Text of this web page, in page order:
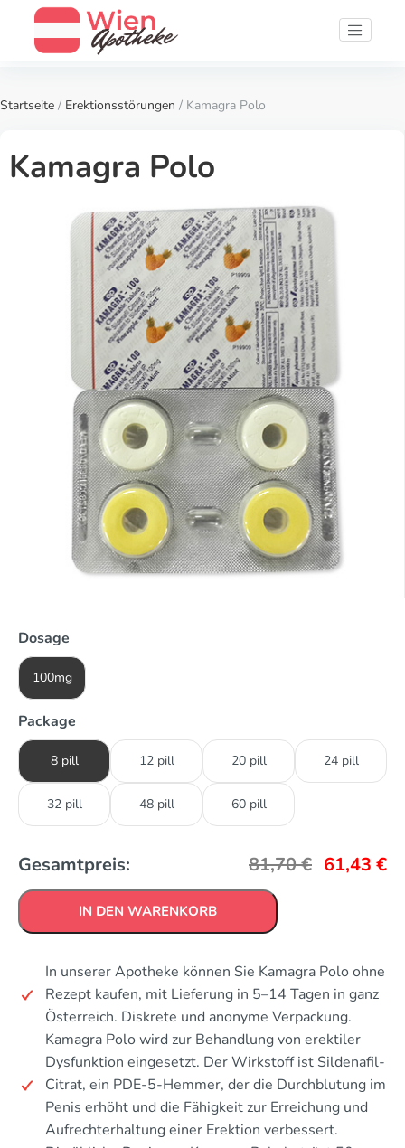
Startseite / Erektionsstörungen / Kamagra Polo
Kamagra Polo
Dosage
100mg
Package
8 pill 12 pill 20 pill 24 pill
32 pill 48 pill 60 pill
Gesamtpreis: 81,70€ 61,43 €
IN DEN WARENKORB
In unserer Apotheke können Sie Kamagra Polo ohne
Rezept kaufen, mit Lieferung in 5–14 Tagen in ganz
Österreich. Diskrete und anonyme Verpackung.
Kamagra Polo wird zur Behandlung von erektiler
Dysfunktion eingesetzt. Der Wirkstoff ist Sildenafil-
Citrat, ein PDE-5-Hemmer, der die Durchblutung im
Penis erhöht und die Fähigkeit zur Erreichung und
Aufrechterhaltung einer Erektion verbessert.